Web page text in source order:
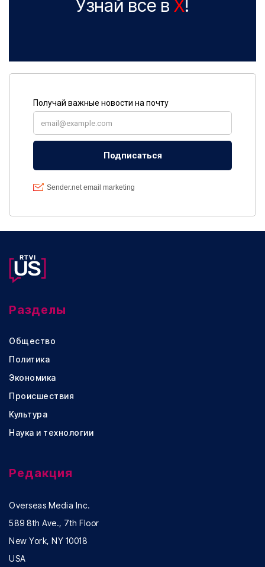
Узнай все в X!
Разделы
Общество
Политика
Экономика
Происшествия
Культура
Наука и технологии
Редакция
Overseas Media Inc.
589 8th Ave., 7th Floor
New York, NY 10018
USA